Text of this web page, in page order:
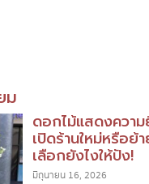
ม
ดอกไม้แสดงควา
เปิดร้านใหม่หรือ
เลือกยังไงให้ปัง!
มิถุนายน 16, 2026